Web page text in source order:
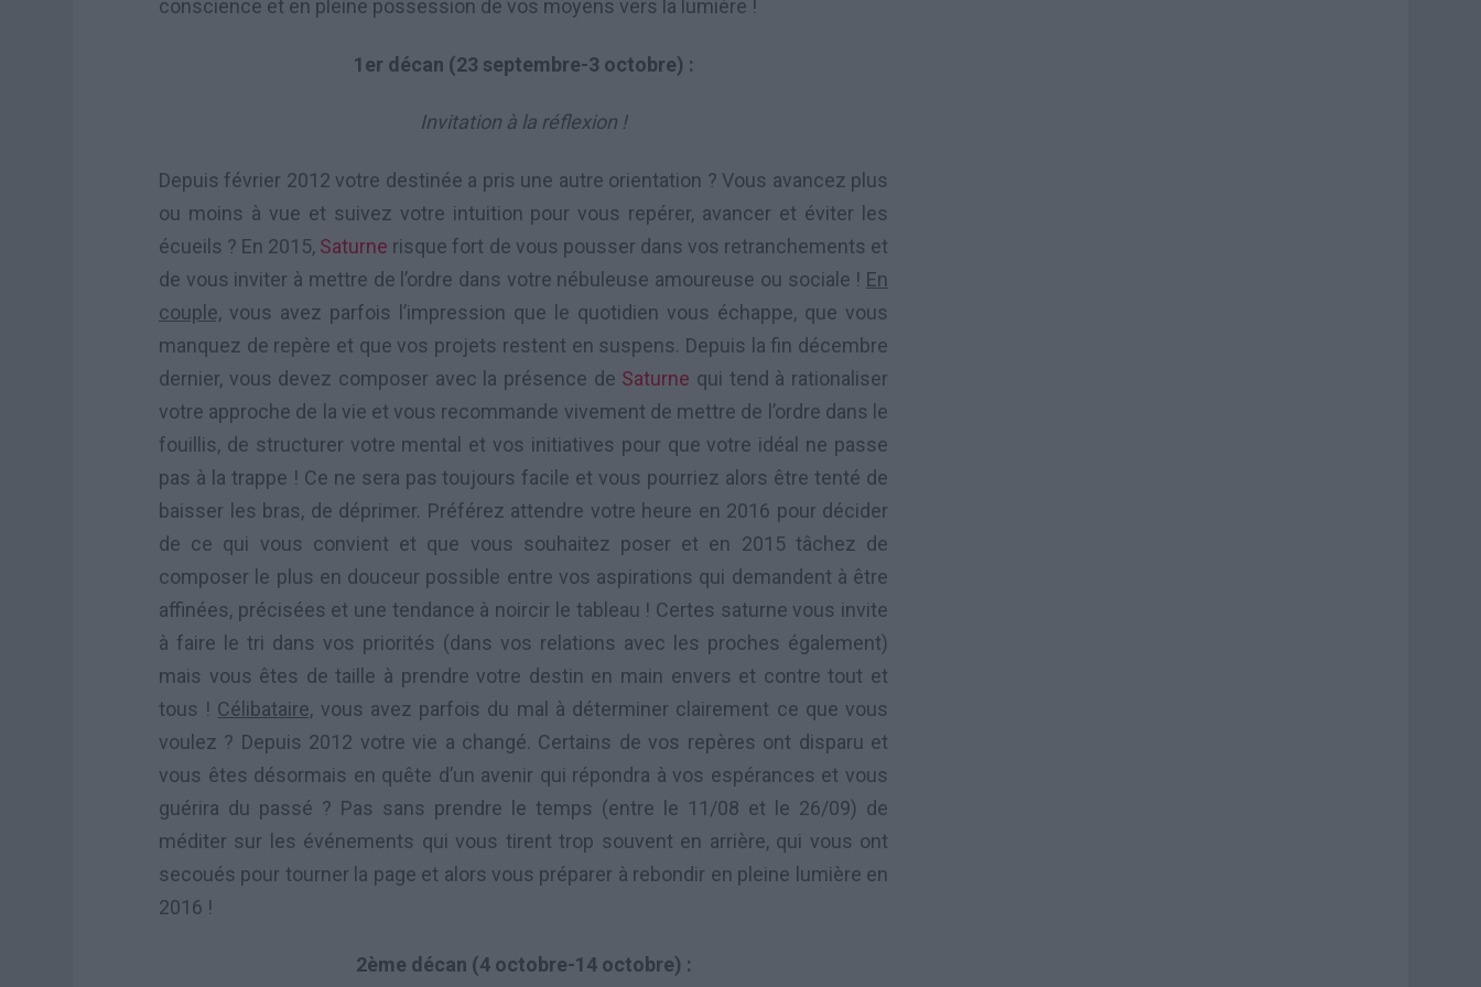
conscience et en pleine possession de vos moyens vers la lumière !
1er décan (23 septembre-3 octobre) :
Invitation à la réflexion !
Depuis février 2012 votre destinée a pris une autre orientation ? Vous avancez plus
ou moins à vue et suivez votre intuition pour vous repérer, avancer et éviter les
écueils ? En 2015, Saturne risque fort de vous pousser dans vos retranchements et
de vous inviter à mettre de l’ordre dans votre nébuleuse amoureuse ou sociale ! En
couple, vous avez parfois l’impression que le quotidien vous échappe, que vous
manquez de repère et que vos projets restent en suspens. Depuis la fin décembre
dernier, vous devez composer avec la présence de Saturne qui tend à rationaliser
votre approche de la vie et vous recommande vivement de mettre de l’ordre dans le
fouillis, de structurer votre mental et vos initiatives pour que votre idéal ne passe
pas à la trappe ! Ce ne sera pas toujours facile et vous pourriez alors être tenté de
baisser les bras, de déprimer. Préférez attendre votre heure en 2016 pour décider
de ce qui vous convient et que vous souhaitez poser et en 2015 tâchez de
composer le plus en douceur possible entre vos aspirations qui demandent à être
affinées, précisées et une tendance à noircir le tableau ! Certes saturne vous invite
à faire le tri dans vos priorités (dans vos relations avec les proches également)
mais vous êtes de taille à prendre votre destin en main envers et contre tout et
tous ! Célibataire, vous avez parfois du mal à déterminer clairement ce que vous
voulez ? Depuis 2012 votre vie a changé. Certains de vos repères ont disparu et
vous êtes désormais en quête d’un avenir qui répondra à vos espérances et vous
guérira du passé ? Pas sans prendre le temps (entre le 11/08 et le 26/09) de
méditer sur les événements qui vous tirent trop souvent en arrière, qui vous ont
secoués pour tourner la page et alors vous préparer à rebondir en pleine lumière en
2016 !
2ème décan (4 octobre-14 octobre) :